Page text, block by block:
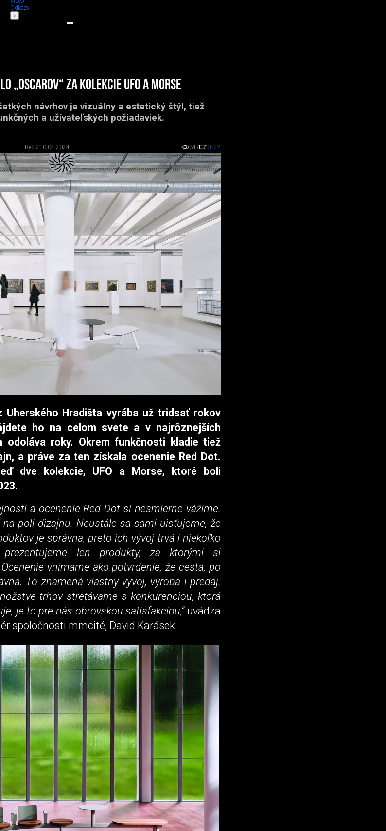
Odkazy
„Oscarov“ za kolekcie UFO a Morse
návrhov je vizuálny a estetický štýl, tiež
a užívateľských požiadaviek.
Red 210.04.2024 347 0+22
Uherského Hradišta vyrába už tridsať rokov
ho na celom svete a v najrôznejších
odoláva roky. Okrem funkčnosti kladie tiež
a práve za ten získala ocenenie Red Dot.
dve kolekcie, UFO a Morse, ktoré boli
a ocenenie Red Dot si nesmierne vážime.
na poli dizajnu. Neustále sa sami uisťujeme, že
je správna, preto ich vývoj trvá i niekoľko
len produkty, za ktorými si
vnímame ako potvrdenie, že cesta, po
To znamená vlastný vývoj, výroba i predaj.
trhov stretávame s konkurenciou, ktorá
je to pre nás obrovskou satisfakciou,“uvádza
spoločnosti mmcité, David Karásek.